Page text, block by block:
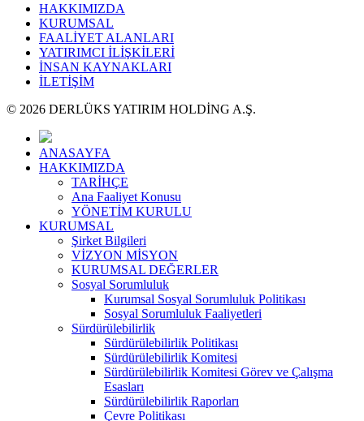
HAKKIMIZDA
KURUMSAL
FAALİYET ALANLARI
YATIRIMCI İLİŞKİLERİ
İNSAN KAYNAKLARI
İLETİŞİM
© 2026 DERLÜKS YATIRIM HOLDİNG A.Ş.
ANASAYFA
HAKKIMIZDA
TARİHÇE
Ana Faaliyet Konusu
YÖNETİM KURULU
KURUMSAL
Şirket Bilgileri
VİZYON MİSYON
KURUMSAL DEĞERLER
Sosyal Sorumluluk
Kurumsal Sosyal Sorumluluk Politikası
Sosyal Sorumluluk Faaliyetleri
Sürdürülebilirlik
Sürdürülebilirlik Politikası
Sürdürülebilirlik Komitesi
Sürdürülebilirlik Komitesi Görev ve Çalışma
Esasları
Sürdürülebilirlik Raporları
Çevre Politikası